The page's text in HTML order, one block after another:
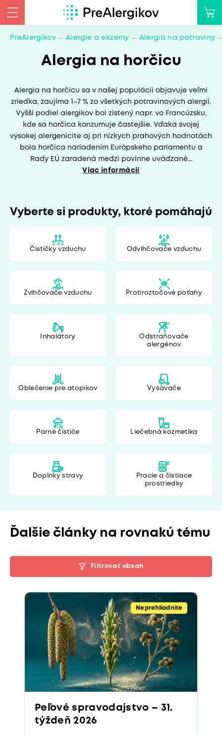
PreAlergikov Alergie a ekzémy Alergia na potraviny
Alergia na horčicu
Alergia na horčicu sa v našej populácii objavuje veľmi
zriedka, zaujíma 1–7 % zo všetkých potravinových alergií.
Vyšší podiel alergikov bol zistený napr. vo Francúzsku,
kde sa horčica konzumuje častejšie. Vďaka svojej
vysokej alergenicite aj pri nízkych prahových hodnotách
bola horčica nariadením Európskeho parlamentu a
Rady EÚ zaradená medzi povinne uvádzané...
Viac informácií
Vyberte si produkty, ktoré pomáhajú
Čističky vzduchu Odvlhčovače vzduchu
Zvlhčovače vzduchu Protiroztočové poťahy
Inhalátory
Odstraňovače
alergénov
Oblečenie pre atopikov Vysávače
Parné čističe Liečebná kozmetika
Doplnky stravy
Pracie a čistiace
prostriedky
Ďalšie články na rovnakú tému
Filtrovať obsah
Peľové spravodajstvo – 31.
týždeň 2026
Neprehliadnite